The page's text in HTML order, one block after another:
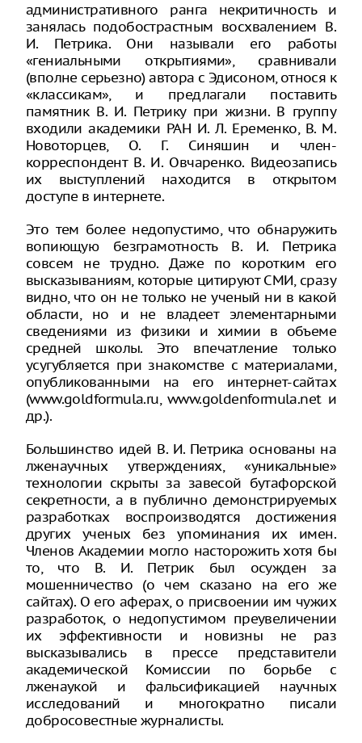
административного ранга некритичность и
занялась подобострастным восхвалением В.
И. Петрика. Они называли его работы
«гениальными открытиями», сравнивали
(вполне серьезно) автора с Эдисоном, относя к
«классикам», и предлагали поставить
памятник В. И. Петрику при жизни. В группу
входили академики РАН И. Л. Еременко, В. М.
Новоторцев, О. Г. Синяшин и член-
корреспондент В. И. Овчаренко. Видеозапись
их выступлений находится в открытом
доступе в интернете.
Это тем более недопустимо, что обнаружить
вопиющую безграмотность В. И. Петрика
совсем не трудно. Даже по коротким его
высказываниям, которые цитируют СМИ, сразу
видно, что он не только не ученый ни в какой
области, но и не владеет элементарными
сведениями из физики и химии в объеме
средней школы. Это впечатление только
усугубляется при знакомстве с материалами,
опубликованными на его интернет-сайтах
(www.goldformula.ru, www.goldenformula.net и
др.).
Большинство идей В. И. Петрика основаны на
лженаучных утверждениях, «уникальные»
технологии скрыты за завесой бутафорской
секретности, а в публично демонстрируемых
разработках воспроизводятся достижения
других ученых без упоминания их имен.
Членов Академии могло насторожить хотя бы
то, что В. И. Петрик был осужден за
мошенничество (о чем сказано на его же
сайтах). О его аферах, о присвоении им чужих
разработок, о недопустимом преувеличении
их эффективности и новизны не раз
высказывались в прессе представители
академической Комиссии по борьбе с
лженаукой и фальсификацией научных
исследований и многократно писали
добросовестные журналисты.